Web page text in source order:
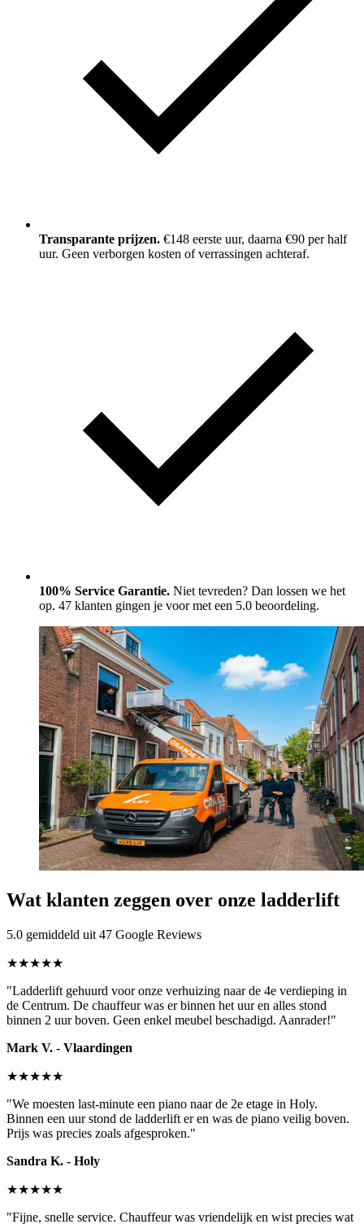
Transparante prijzen. €148 eerste uur, daarna €90 per half
uur. Geen verborgen kosten of verrassingen achteraf.
100% Service Garantie. Niet tevreden? Dan lossen we het
op. 47 klanten gingen je voor met een 5.0 beoordeling.
Wat klanten zeggen over onze ladderlift
5.0 gemiddeld uit 47 Google Reviews
★★★★★
"Ladderlift gehuurd voor onze verhuizing naar de 4e verdieping in
de Centrum. De chauffeur was er binnen het uur en alles stond
binnen 2 uur boven. Geen enkel meubel beschadigd. Aanrader!"
Mark V. - Vlaardingen
★★★★★
"We moesten last-minute een piano naar de 2e etage in Holy.
Binnen een uur stond de ladderlift er en was de piano veilig boven.
Prijs was precies zoals afgesproken."
Sandra K. - Holy
★★★★★
"Fijne, snelle service. Chauffeur was vriendelijk en wist precies wat